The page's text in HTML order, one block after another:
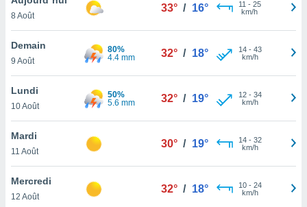
et
»,
au
vous
qu'ils
ou
le
8 Août
33° / 16° 11 - 25
km/h
Demain
9 Août
80%
4.4 mm
32° / 18° 14- 43
km/h
Lundi
10 Août
50%
5.6 mm
32° / 19° 12- 34
km/h
Mardi
11 Août
30° / 19° 14- 32
km/h
Mercredi
12 Août
32° / 18° 10- 24
km/h